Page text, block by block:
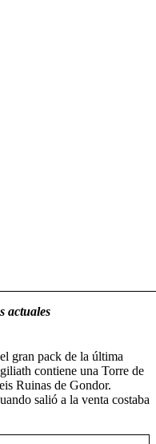
actuales
gran pack de la última
contiene una Torre de
Ruinas de Gondor.
salió a la venta costaba